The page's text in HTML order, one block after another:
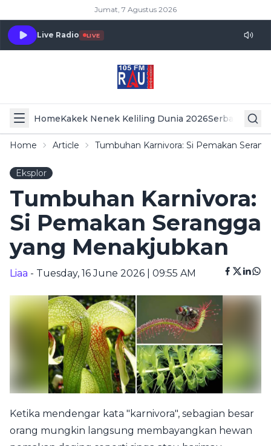
Jumat, 7 Agustus 2026
Live Radio LIVE
HomeKakek Nenek Keliling Dunia 2026Serba Serbi
Home Article Tumbuhan Karnivora: Si Pemakan
Eksplor
Tumbuhan Karnivora:
Si Pemakan Serangga
yang Menakjubkan
Liaa - Tuesday, 16 June 2026 | 09:55 AM
Ketika mendengar kata "karnivora", sebagian besar
orang mungkin langsung membayangkan hewan